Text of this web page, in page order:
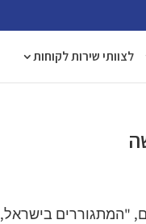
לצוותי שירות לקוחות
"המתגוררים בישראל,